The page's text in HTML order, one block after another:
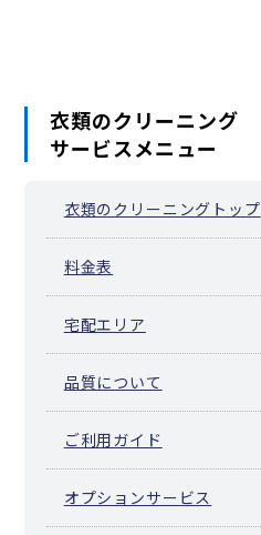
衣類のクリーニング
サービスメニュー
衣類のクリーニングトップ
料金表
宅配エリア
品質について
ご利用ガイド
オプションサービス